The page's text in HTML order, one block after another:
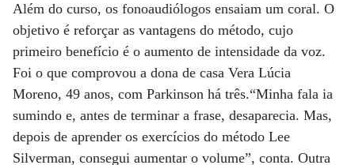
Além do curso, os fonoaudiólogos ensaiam um coral. O
objetivo é reforçar as vantagens do método, cujo
primeiro benefício é o aumento de intensidade da voz.
Foi o que comprovou a dona de casa Vera Lúcia
Moreno, 49 anos, com Parkinson há três.“Minha fala ia
sumindo e, antes de terminar a frase, desaparecia. Mas,
depois de aprender os exercícios do método Lee
Silverman, consegui aumentar o volume”, conta. Outra